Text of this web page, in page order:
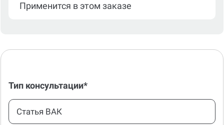
Применится в этом заказе
Тип консультации*
Статья ВАК